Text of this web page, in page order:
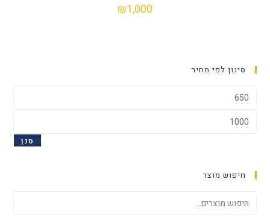
₪1,000
סינון לפי מחיר
סנן
חיפוש מוצר